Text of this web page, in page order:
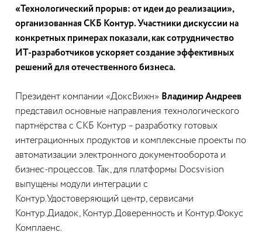
«Технологический прорыв: от идеи до реализации»,
организованная СКБ Контур. Участники дискуссии на
конкретных примерах показали, как сотрудничество
ИТ-разработчиков ускоряет создание эффективных
решений для отечественного бизнеса.
Президент компании «ДоксВижн» Владимир Андреев
представил основные направления технологического
партнёрства с СКБ Контур – разработку готовых
интеграционных продуктов и комплексные проекты по
автоматизации электронного документооборота и
бизнес-процессов. Так, для платформы Docsvision
выпущены модули интеграции с
Контур.Удостоверяющий центр, сервисами
Контур.Диадок, Контур.Доверенность и Контур.Фокус
Комплаенс.